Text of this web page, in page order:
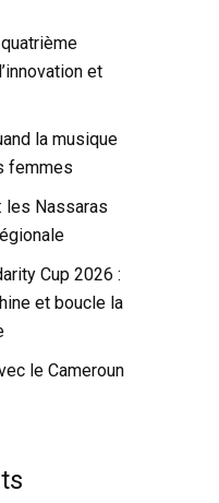
et
la musique
femmes
les Nassaras
Cup 2026 :
et boucle la
le Cameroun